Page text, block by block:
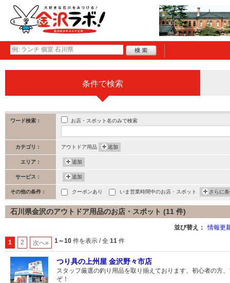
条件で検索
ワード検索： お店・スポット名のみで検索
カテゴリ： アウトドア用品 追加
エリア： 追加
サービス： 追加
その他の条件： クーポンあり いま営業時間中のお店・スポット さらに
石川県金沢のアウトドア用品のお店・スポット (11 件)
並び替え： 情報更
1 2 次へ» 1～10 件を表示 / 全 11 件
つり具の上州屋 金沢野々市店
スタッフ厳選の釣り用品を取り揃えております、初心者の方
ぞ！